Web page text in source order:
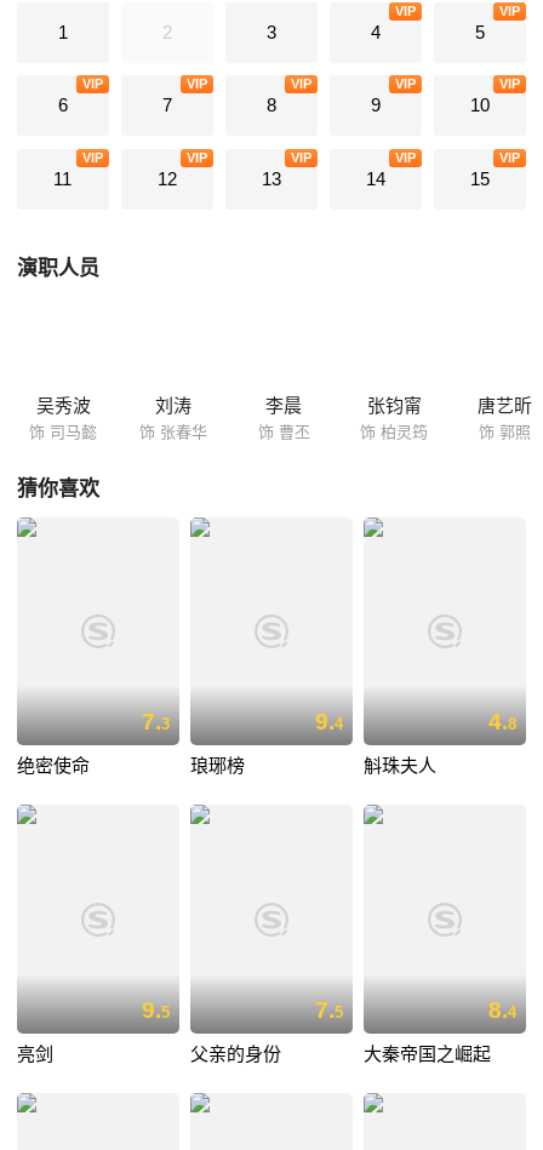
稀之年，司马懿是否意识到自己早离当年的初衷相去甚远……
1 2 3 4
VIP
5
VIP
6
VIP
7
VIP
8
VIP
9
VIP
10
VIP
11
VIP
12
VIP
13
VIP
14
VIP
15
VIP
演职人员
吴秀波
饰 司马懿
刘涛
饰 张春华
李晨
饰 曹丕
张钧甯
饰 柏灵筠
唐艺昕
饰 郭照
猜你喜欢
7.3
绝密使命
9.4
琅琊榜
4.8
斛珠夫人
9.5
亮剑
7.5
父亲的身份
8.4
大秦帝国之崛起